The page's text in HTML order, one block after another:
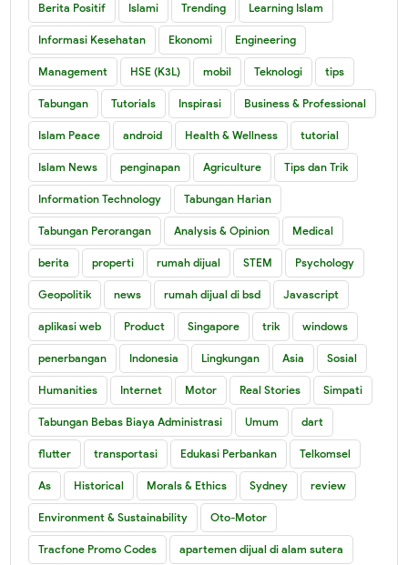
Berita Positif Islami Trending Learning Islam
Informasi Kesehatan Ekonomi Engineering
Management HSE (K3L) mobil Teknologi tips
Tabungan Tutorials Inspirasi Business & Professional
Islam Peace android Health & Wellness tutorial
Islam News penginapan Agriculture Tips dan Trik
Information Technology Tabungan Harian
Tabungan Perorangan Analysis & Opinion Medical
berita properti rumah dijual STEM Psychology
Geopolitik news rumah dijual di bsd Javascript
aplikasi web Product Singapore trik windows
penerbangan Indonesia Lingkungan Asia Sosial
Humanities Internet Motor Real Stories Simpati
Tabungan Bebas Biaya Administrasi Umum dart
flutter transportasi Edukasi Perbankan Telkomsel
As Historical Morals & Ethics Sydney review
Environment & Sustainability Oto-Motor
Tracfone Promo Codes apartemen dijual di alam sutera